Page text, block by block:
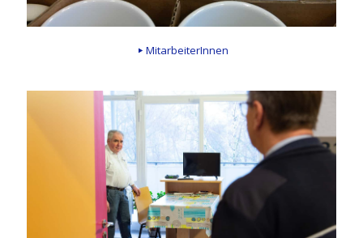
MitarbeiterInnen